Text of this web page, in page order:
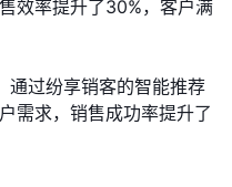
效率提升了30%，客户满
通过纷享销客的智能推荐
需求，销售成功率提升了